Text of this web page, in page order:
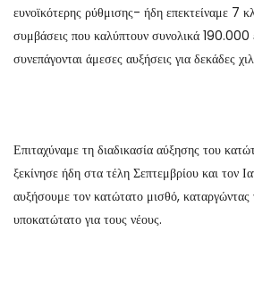
ευνοϊκότερης ρύθμισης- ήδη επεκτείναμε 7
συμβάσεις που καλύπτουν συνολικά 190.000
συνεπάγονται άμεσες αυξήσεις για δεκάδες
Επιταχύναμε τη διαδικασία αύξησης του
ξεκίνησε ήδη στα τέλη Σεπτεμβρίου και τον
αυξήσουμε τον κατώτατο μισθό, καταργώντας
υποκατώτατο για τους νέους.